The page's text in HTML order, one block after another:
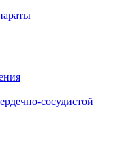
сосудистой